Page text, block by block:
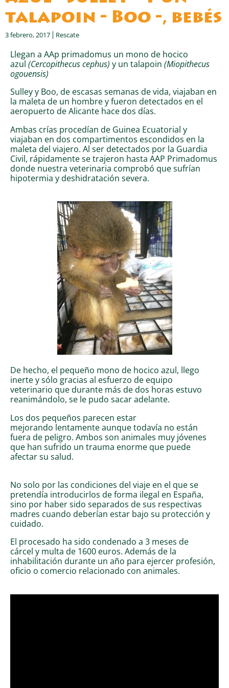
talapoin - Boo -, bebés
3 febrero, 2017 Rescate
Llegan a AAp primadomus un mono de hocico
azul (Cercopithecus cephus) y un talapoin (Miopithecus
ogouensis)
Sulley y Boo, de escasas semanas de vida, viajaban en
la maleta de un hombre y fueron detectados en el
aeropuerto de Alicante hace dos días.
Ambas crías procedían de Guinea Ecuatorial y
viajaban en dos compartimentos escondidos en la
maleta del viajero. Al ser detectados por la Guardia
Civil, rápidamente se trajeron hasta AAP Primadomus
donde nuestra veterinaria comprobó que sufrían
hipotermia y deshidratación severa.
De hecho, el pequeño mono de hocico azul, llego
inerte y sólo gracias al esfuerzo de equipo
veterinario que durante más de dos horas estuvo
reanimándolo, se le pudo sacar adelante.
Los dos pequeños parecen estar
mejorando lentamente aunque todavía no están
fuera de peligro. Ambos son animales muy jóvenes
que han sufrido un trauma enorme que puede
afectar su salud.
No solo por las condiciones del viaje en el que se
pretendía introducirlos de forma ilegal en España,
sino por haber sido separados de sus respectivas
madres cuando deberían estar bajo su protección y
cuidado.
El procesado ha sido condenado a 3 meses de
cárcel y multa de 1600 euros. Además de la
inhabilitación durante un año para ejercer profesión,
oficio o comercio relacionado con animales.